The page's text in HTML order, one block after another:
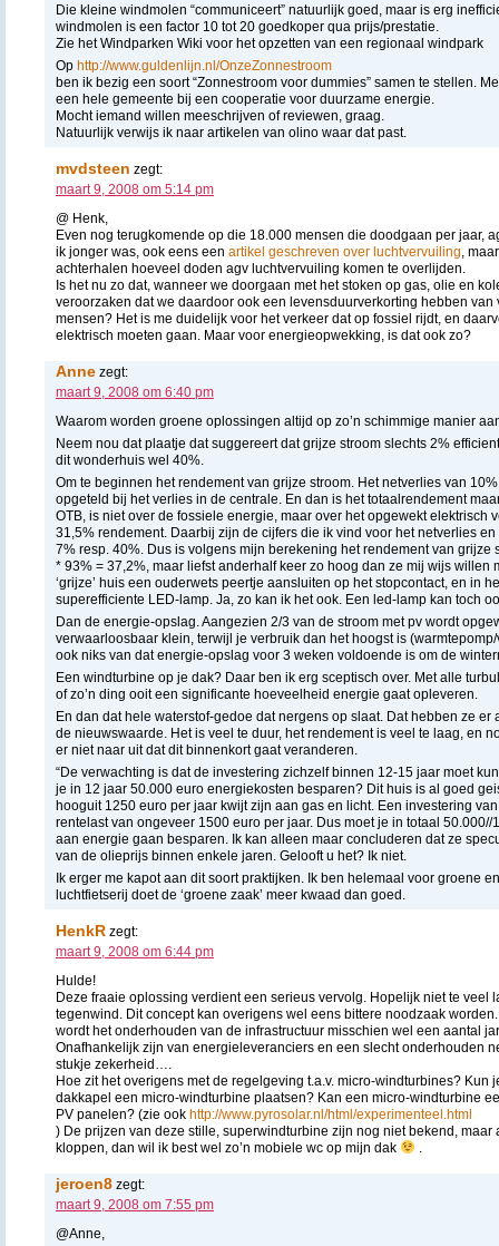
Die kleine windmolen “communiceert” natuurlijk goed, maar is erg
windmolen is een factor 10 tot 20 goedkoper qua prijs/prestatie.
Zie het Windparken Wiki voor het opzetten van een regionaal windpark
Op http://www.guldenlijn.nl/OnzeZonnestroom
ben ik bezig een soort “Zonnestroom voor dummies” samen te stellen.
een hele gemeente bij een cooperatie voor duurzame energie.
Mocht iemand willen meeschrijven of reviewen, graag.
Natuurlijk verwijs ik naar artikelen van olino waar dat past.
mvdsteen zegt:
maart 9, 2008 om 5:14 pm
@ Henk,
Even nog terugkomende op die 18.000 mensen die doodgaan per jaar,
ik jonger was, ook eens een artikel geschreven over luchtvervuiling ,
achterhalen hoeveel doden agv luchtvervuiling komen te overlijden.
Is het nu zo dat, wanneer we doorgaan met het stoken op gas, olie en
veroorzaken dat we daardoor ook een levensduurverkorting hebben van
mensen? Het is me duidelijk voor het verkeer dat op fossiel rijdt, en
elektrisch moeten gaan. Maar voor energieopwekking, is dat ook zo?
Anne zegt:
maart 9, 2008 om 6:40 pm
Waarom worden groene oplossingen altijd op zo’n schimmige manier
Neem nou dat plaatje dat suggereert dat grijze stroom slechts 2%
dit wonderhuis wel 40%.
Om te beginnen het rendement van grijze stroom. Het netverlies van
opgeteld bij het verlies in de centrale. En dan is het totaalrendement
OTB, is niet over de fossiele energie, maar over het opgewekt elektrisch
31,5% rendement. Daarbij zijn de cijfers die ik vind voor het netverlies
7% resp. 40%. Dus is volgens mijn berekening het rendement van grijze
* 93% = 37,2%, maar liefst anderhalf keer zo hoog dan ze mij wijs willen
‘grijze’ huis een ouderwets peertje aansluiten op het stopcontact, en in
superefficiente LED-lamp. Ja, zo kan ik het ook. Een led-lamp kan toch
Dan de energie-opslag. Aangezien 2/3 van de stroom met pv wordt
verwaarloosbaar klein, terwijl je verbruik dan het hoogst is
ook niks van dat energie-opslag voor 3 weken voldoende is om de
Een windturbine op je dak? Daar ben ik erg sceptisch over. Met alle
of zo’n ding ooit een significante hoeveelheid energie gaat opleveren.
En dan dat hele waterstof-gedoe dat nergens op slaat. Dat hebben ze
de nieuwswaarde. Het is veel te duur, het rendement is veel te laag, en
er niet naar uit dat dit binnenkort gaat veranderen.
“De verwachting is dat de investering zichzelf binnen 12-15 jaar moet
je in 12 jaar 50.000 euro energiekosten besparen? Dit huis is al goed
hooguit 1250 euro per jaar kwijt zijn aan gas en licht. Een investering
rentelast van ongeveer 1500 euro per jaar. Dus moet je in totaal
aan energie gaan besparen. Ik kan alleen maar concluderen dat ze
van de olieprijs binnen enkele jaren. Gelooft u het? Ik niet.
Ik erger me kapot aan dit soort praktijken. Ik ben helemaal voor groene
luchtfietserij doet de ‘groene zaak’ meer kwaad dan goed.
HenkR zegt:
maart 9, 2008 om 6:44 pm
Hulde!
Deze fraaie oplossing verdient een serieus vervolg. Hopelijk niet te veel
tegenwind. Dit concept kan overigens wel eens bittere noodzaak
wordt het onderhouden van de infrastructuur misschien wel een aantal
Onafhankelijk zijn van energieleveranciers en een slecht onderhouden
stukje zekerheid….
Hoe zit het overigens met de regelgeving t.a.v. micro-windturbines? Kun
dakkapel een micro-windturbine plaatsen? Kan een micro-windturbine
PV panelen? (zie ook http://www.pyrosolar.nl/html/experimenteel.html
) De prijzen van deze stille, superwindturbine zijn nog niet bekend, maar
kloppen, dan wil ik best wel zo’n mobiele wc op mijn dak
jeroen8 zegt:
maart 9, 2008 om 7:55 pm
@Anne,